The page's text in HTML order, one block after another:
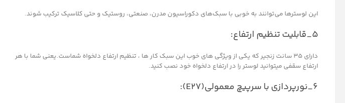
این لوسترها می‌توانند به خوبی با سبک‌های دکوراسیون مدرن، صنعتی، روستیک و حتی کلاسیک ترکیب شوند.
۵_قابلیت تنظیم ارتفاع:
دارای 35 سانت زنجیر که یکی از ویژگی های خوب این سبک کار ها ، تنظیم ارتفاع دلخواه شماست.یعنی شما با هر
ارتفاع سقفی میتوانید لوستر را در ارتفاع دلخواه خود نصب کنید.
۶_نورپردازی با سرپیچ معمولی(E27):